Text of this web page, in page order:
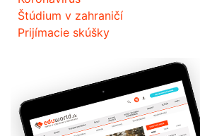
Štúdium v zahraničí
Prijímacie skúšky